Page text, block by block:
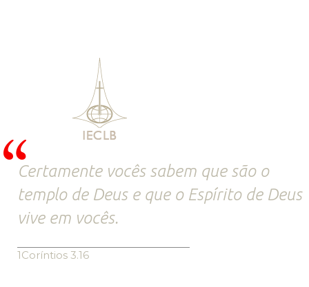
Certamente vocês sabem que são o
templo de Deus e que o Espírito de Deus
vive em vocês.
1Coríntios 3.16